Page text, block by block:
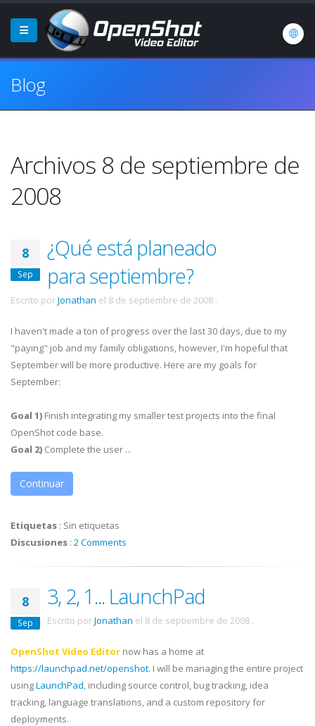
Blog
Archivos 8 de septiembre de
2008
8
Sep
¿Qué está planeado
para septiembre?
Escrito porJonathan el 8 de septiembre de 2008 .
I haven't made a ton of progress over the last 30 days, due to my
"paying" job and my family obligations, however, I'm hopeful that
September will be more productive. Here are my goals for
September:
Goal 1) Finish integrating my smaller test projects into the final
OpenShot code base.
Goal 2) Complete the user ...
Continuar
Etiquetas : Sin etiquetas
Discusiones : 2 Comments
8
Sep
3, 2, 1... LaunchPad
Escrito porJonathan el 8 de septiembre de 2008 .
OpenShot Video Editor now has a home at
https://launchpad.net/openshot. I will be managing the entire project
usingLaunchPad, including source control, bug tracking, idea
tracking, language translations, and a custom repository for
deployments.